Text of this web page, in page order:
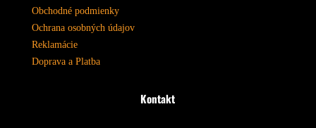
Obchodné podmienky
Ochrana osobných údajov
Reklamácie
Doprava a Platba
Kontakt